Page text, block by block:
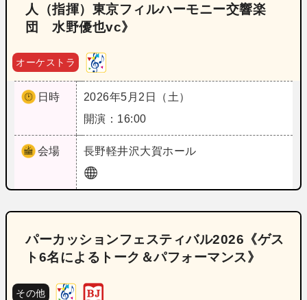
人（指揮）東京フィルハーモニー交響楽
団 水野優也vc》
オーケストラ
日時
2026年5月2日（土）
開演：16:00
会場 長野軽井沢大賀ホール
パーカッションフェスティバル2026《ゲス
ト6名によるトーク＆パフォーマンス》
その他